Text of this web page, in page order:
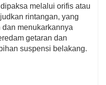
melalui orifis atau
rintangan, yang
menukarkannya
getaran dan
suspensi belakang.